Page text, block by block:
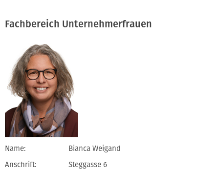
Fachbereich Unternehmerfrauen
Name:
Bianca Weigand
Anschrift:
Steggasse 6